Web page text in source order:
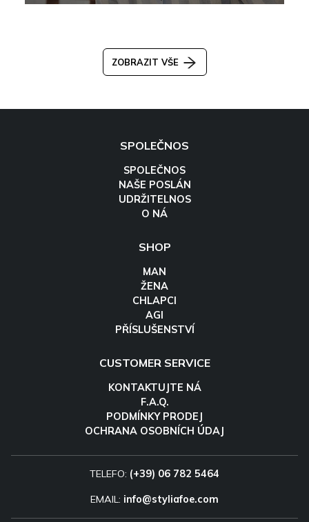
ZOBRAZIT VŠE
SPOLEČNOS
SPOLEČNOS
NAŠE POSLÁN
UDRŽITELNOS
O NÁ
SHOP
MAN
ŽENA
CHLAPCI
AGI
PŘÍSLUŠENSTVÍ
CUSTOMER SERVICE
KONTAKTUJTE NÁ
F.A.Q.
PODMÍNKY PRODEJ
OCHRANA OSOBNÍCH ÚDAJ
TELEFO: (+39) 06 782 5464
EMAIL: info@styliafoe.com